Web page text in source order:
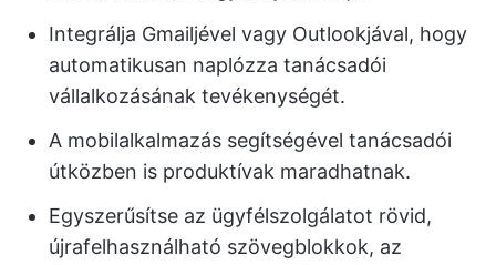
Integrálja Gmailjével vagy Outlookjával, hogy
automatikusan naplózza tanácsadói
vállalkozásának tevékenységét.
A mobilalkalmazás segítségével tanácsadói
útközben is produktívak maradhatnak.
Egyszerűsítse az ügyfélszolgálatot rövid,
újrafelhasználható szövegblokkok, az